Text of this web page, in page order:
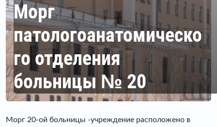
Морг
патологоанатомическо
го отделения
больницы № 20
Морг 20-ой больницы -учреждение расположено в